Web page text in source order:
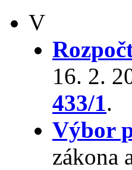
V
16. 2.
433/1.
Výbor
zákona